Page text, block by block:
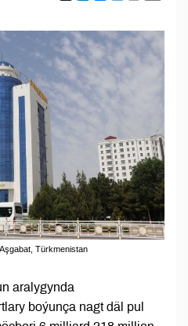
Türkmenistan
aralygynda
boýunça nagt däl pul